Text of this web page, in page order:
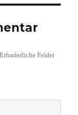
Erforderliche Felder